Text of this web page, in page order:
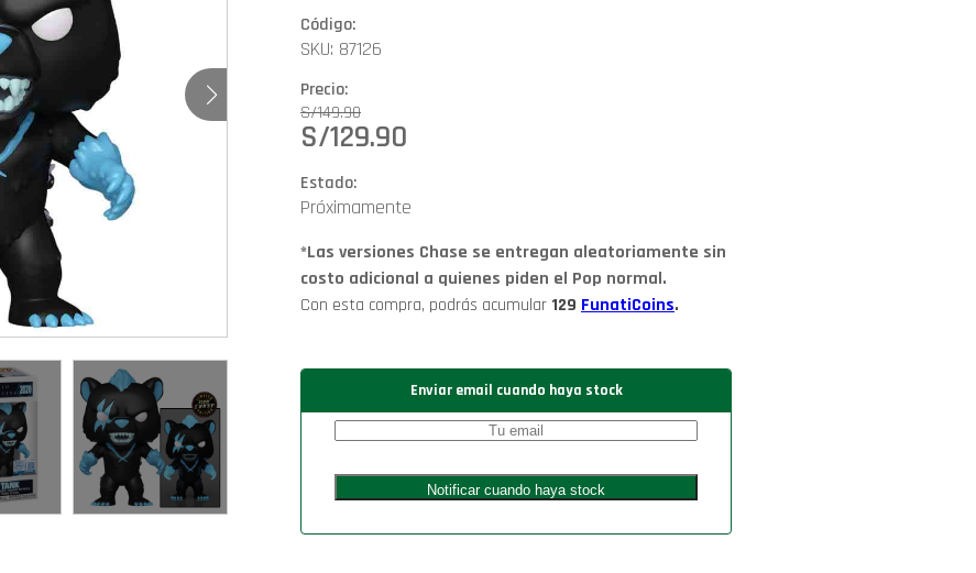
Código:
SKU: 87126
Precio:
S/149.90
S/129.90
Estado:
Próximamente
*Las versiones Chase se entregan aleatoriamente sin
costo adicional a quienes piden el Pop normal.
Con esta compra, podrás acumular 129 FunatiCoins.
Enviar email cuando haya stock